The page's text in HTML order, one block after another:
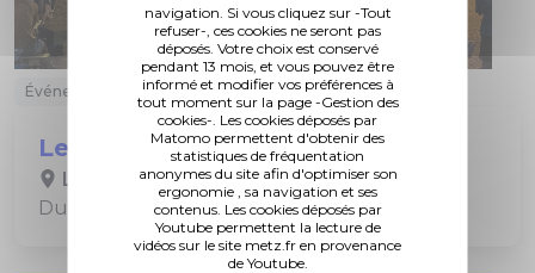
navigation. Si vous cliquez sur -Tout
refuser-, ces cookies ne seront pas
déposés. Votre choix est conservé
pendant 13 mois, et vous pouvez être
informé et modifier vos préférences à
tout moment sur la page -Gestion des
cookies-. Les cookies déposés par
Matomo permettent d'obtenir des
statistiques de fréquentation
anonymes du site afin d'optimiser son
ergonomie , sa navigation et ses
contenus. Les cookies déposés par
Youtube permettent la lecture de
vidéos sur le site metz.fr en provenance
de Youtube.
Événement Animation
Les Frigos saison 6
Les Frigos
Du 6 mai au 6 septembre 2026